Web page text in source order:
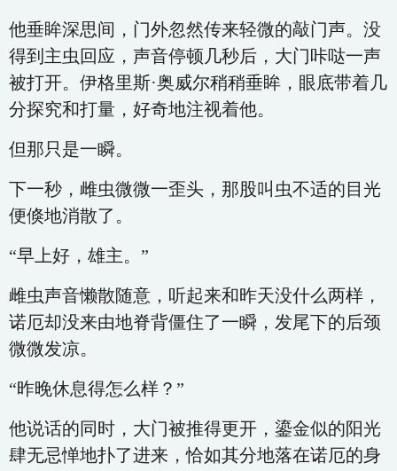
他垂眸深思间，门外忽然传来轻微的敲门声。没
得到主虫回应，声音停顿几秒后，大门咔哒一声
被打开。伊格里斯·奥威尔稍稍垂眸，眼底带着几
分探究和打量，好奇地注视着他。
但那只是一瞬。
下一秒，雌虫微微一歪头，那股叫虫不适的目光
便倏地消散了。
“早上好，雄主。”
雌虫声音懒散随意，听起来和昨天没什么两样，
诺厄却没来由地脊背僵住了一瞬，发尾下的后颈
微微发凉。
“昨晚休息得怎么样？”
他说话的同时，大门被推得更开，鎏金似的阳光
肆无忌惮地扑了进来，恰如其分地落在诺厄的身